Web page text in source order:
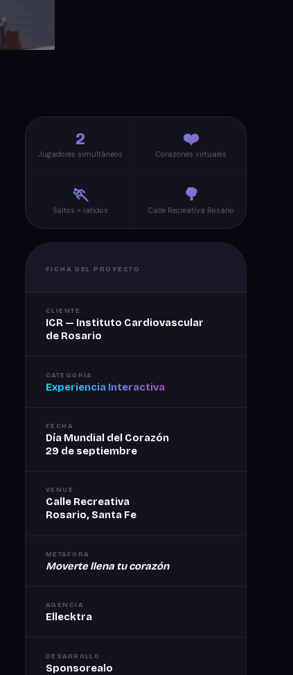
2
Jugadores simultáneos
❤️
Corazones virtuales
🏃
Saltos = latidos
🌳
Calle Recreativa Rosario
FICHA DEL PROYECTO
CLIENTE
ICR — Instituto Cardiovascular
de Rosario
CATEGORÍA
Experiencia Interactiva
FECHA
Día Mundial del Corazón
29 de septiembre
VENUE
Calle Recreativa
Rosario, Santa Fe
METÁFORA
Moverte llena tu corazón
AGENCIA
Ellecktra
DESARROLLO
Sponsorealo